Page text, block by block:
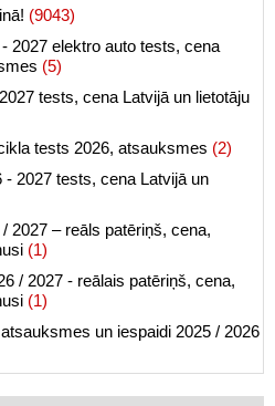
(9043)
2027 elektro auto tests, cena
(5)
tests, cena Latvijā un lietotāju
tests 2026, atsauksmes (2)
- 2027 tests, cena Latvijā un
2027 – reāls patēriņš, cena,
(1)
/ 2027 - reālais patēriņš, cena,
(1)
un iespaidi 2025 / 2026